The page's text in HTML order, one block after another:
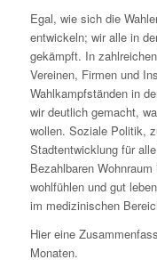
Egal, wie sich die
entwickeln; wir alle in
gekämpft. In
Vereinen, Firmen und
Wahlkampfständen in
wir deutlich gemacht,
wollen. Soziale Politik,
Stadtentwicklung für
Bezahlbaren
wohlfühlen und gut
im medizinischen
Hier eine
Monaten.